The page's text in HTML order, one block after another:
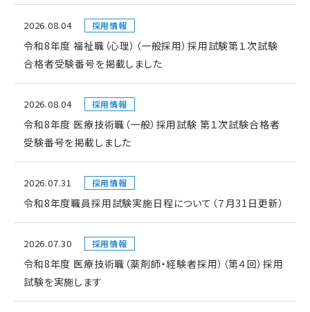
2026.08.04 採用情報
令和8年度 福祉職（心理）（一般採用）採用試験第１次試験
合格者受験番号を掲載しました
2026.08.04 採用情報
令和8年度 医療技術職（一般）採用試験 第１次試験合格者
受験番号を掲載しました
2026.07.31 採用情報
令和8年度職員採用試験実施日程について（７月31日更新）
2026.07.30 採用情報
令和8年度 医療技術職（薬剤師・経験者採用）（第４回）採用
試験を実施します